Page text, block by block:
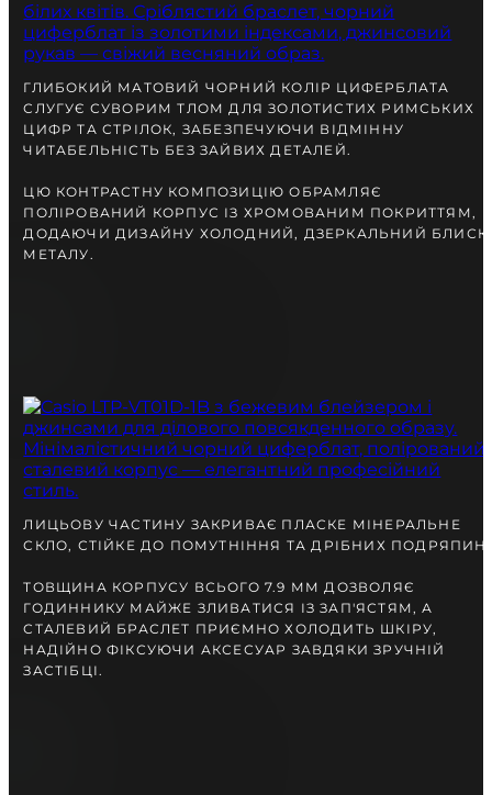
Telegram
ПОРАДЬТЕСЯ
З НАШИМ ЕКСПЕРТОМ
ГЛИБОКИЙ МАТОВИЙ ЧОРНИЙ КОЛІР ЦИФЕРБЛАТА
СЛУГУЄ СУВОРИМ ТЛОМ ДЛЯ ЗОЛОТИСТИХ РИМСЬКИХ
ЦИФР ТА СТРІЛОК, ЗАБЕЗПЕЧУЮЧИ ВІДМІННУ
ЧИТАБЕЛЬНІСТЬ БЕЗ ЗАЙВИХ ДЕТАЛЕЙ.
ЦЮ КОНТРАСТНУ КОМПОЗИЦІЮ ОБРАМЛЯЄ
ПОЛІРОВАНИЙ КОРПУС ІЗ ХРОМОВАНИМ ПОКРИТТЯМ,
ДОДАЮЧИ ДИЗАЙНУ ХОЛОДНИЙ, ДЗЕРКАЛЬНИЙ БЛИСК
МЕТАЛУ.
ЛИЦЬОВУ ЧАСТИНУ ЗАКРИВАЄ ПЛАСКЕ МІНЕРАЛЬНЕ
СКЛО, СТІЙКЕ ДО ПОМУТНІННЯ ТА ДРІБНИХ ПОДРЯПИН.
ТОВЩИНА КОРПУСУ ВСЬОГО 7.9 ММ ДОЗВОЛЯЄ
ГОДИННИКУ МАЙЖЕ ЗЛИВАТИСЯ ІЗ ЗАП'ЯСТЯМ, А
СТАЛЕВИЙ БРАСЛЕТ ПРИЄМНО ХОЛОДИТЬ ШКІРУ,
НАДІЙНО ФІКСУЮЧИ АКСЕСУАР ЗАВДЯКИ ЗРУЧНІЙ
ЗАСТІБЦІ.